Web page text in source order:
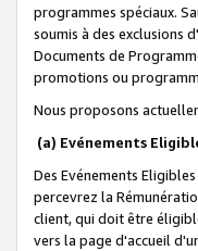
programmes spéciaux.
soumis à des exclusions
Documents de
promotions ou
Nous proposons
(a) Evénements
Des Evénements
percevrez la
client, qui doit être
vers la page d'accueil